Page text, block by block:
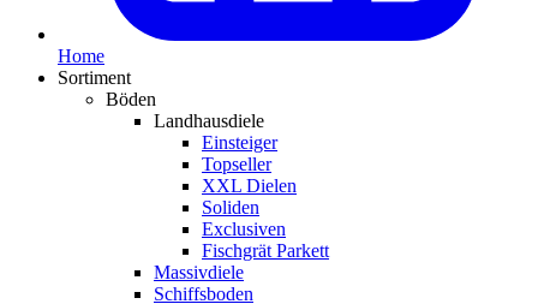
Home
Sortiment
Böden
Landhausdiele
Einsteiger
Topseller
XXL Dielen
Soliden
Exclusiven
Fischgrät Parkett
Massivdiele
Schiffsboden